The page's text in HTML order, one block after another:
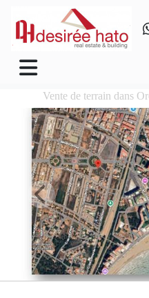
Vente de terrain dans